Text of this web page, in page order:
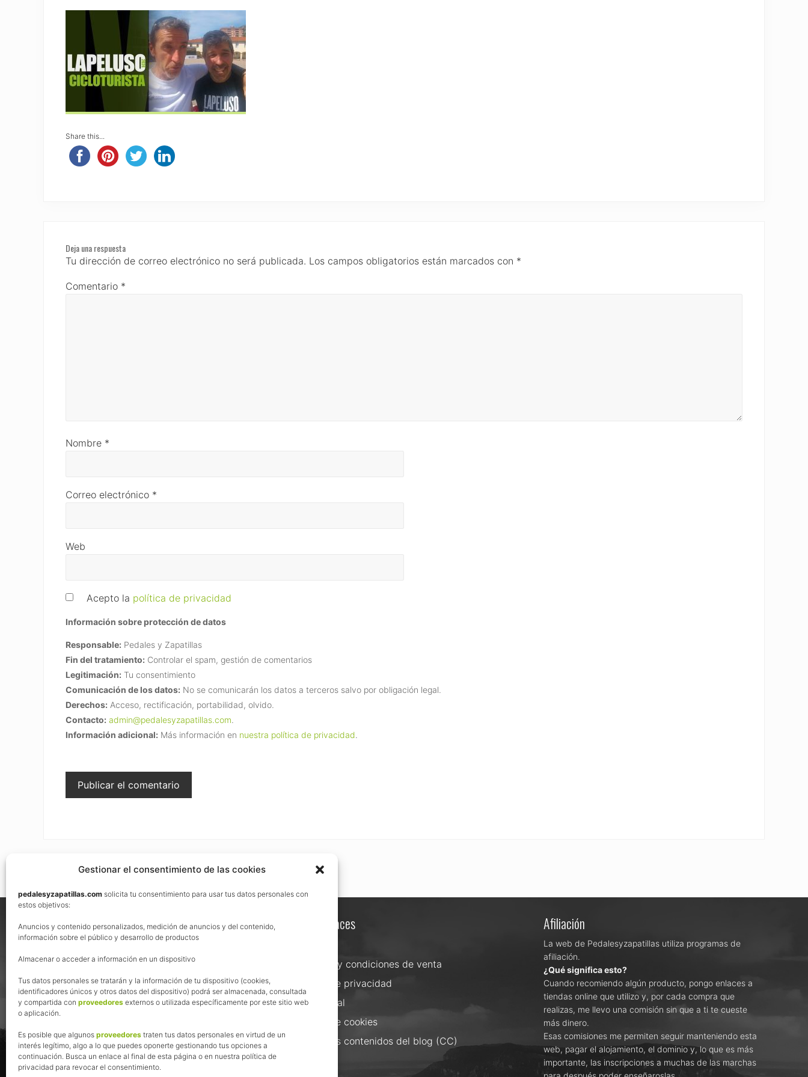
Gestionar el consentimiento de las cookies
pedalesyzapatillas.com solicita tu consentimiento para usar tus datos personales con
estos objetivos:
Anuncios y contenido personalizados, medición de anuncios y del contenido,
información sobre el público y desarrollo de productos
Almacenar o acceder a información en un dispositivo
Tus datos personales se tratarán y la información de tu dispositivo (cookies,
identificadores únicos y otros datos del dispositivo) podrá ser almacenada, consultada
y compartida con proveedores externos o utilizada específicamente por este sitio web
o aplicación.
Es posible que algunos proveedores traten tus datos personales en virtud de un
interés legítimo, algo a lo que puedes oponerte gestionando tus opciones a
continuación. Busca un enlace al final de esta página o en nuestra política de
privacidad para revocar el consentimiento.
Share this...
Interactions
Deja una respuesta
Tu dirección de correo electrónico no será publicada. Los campos obligatorios están marcados con *
Comentario *
Nombre *
Correo electrónico *
Web
Acepto la política de privacidad
Información sobre protección de datos
Responsable: Pedales y Zapatillas
Fin del tratamiento: Controlar el spam, gestión de comentarios
Legitimación: Tu consentimiento
Comunicación de los datos: No se comunicarán los datos a terceros salvo por obligación legal.
Derechos: Acceso, rectificación, portabilidad, olvido.
Contacto: admin@pedalesyzapatillas.com.
Información adicional: Más información en nuestra política de privacidad.
Footer
Nos vemos en las redes Otros enlaces
Términos y condiciones de venta
Política de privacidad
Aviso Legal
Política de cookies
Uso de los contenidos del blog (CC)
Afiliación
La web de Pedalesyzapatillas utiliza programas de
afiliación.
¿Qué significa esto?
Cuando recomiendo algún producto, pongo enlaces a
tiendas online que utilizo y, por cada compra que
realizas, me llevo una comisión sin que a ti te cueste
más dinero.
Esas comisiones me permiten seguir manteniendo esta
web, pagar el alojamiento, el dominio y, lo que es más
importante, las inscripciones a muchas de las marchas